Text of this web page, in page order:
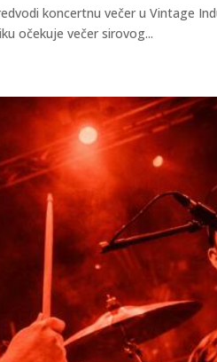
koncertnu večer u Vintage
očekuje večer sirovog...